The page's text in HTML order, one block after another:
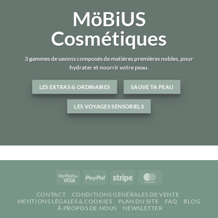
MöBiUS
Cosmétiques
3 gammes de savons composés de matières premières nobles, pour
hydrater et nourrir votre peau.
LES EXTRAS & ORDINAIRES SAUVE TA PEAU
LES VOYAGES SENSORIELS
Visa
PayPal Stripe
CONTACT
CONDITIONS GÉNÉRALES DE VENTE
MENTIONS LÉGALES & COOKIES
PLAN DU SITE FAQ
BLOG
À PROPOS DE NOUS
NEWSLETTER